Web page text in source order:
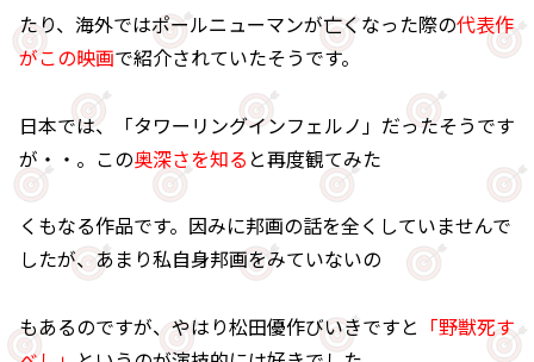
たり、海外ではポールニューマンが亡くなった際の代表作
がこの映画で紹介されていたそうです。
日本では、「タワーリングインフェルノ」だったそうです
が・・。この奥深さを知る と再度観てみた
くもなる作品です。因みに邦画の話を全くしていませんで
したが、あまり私自身邦画をみていないの
もあるのですが、やはり松田優作びいきですと 「野獣死す